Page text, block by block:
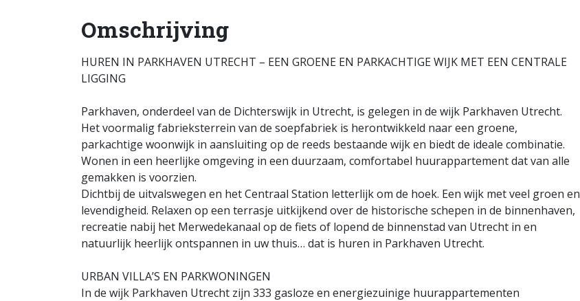
Omschrijving
HUREN IN PARKHAVEN UTRECHT – EEN GROENE EN PARKACHTIGE WIJK MET EEN CENTRALE
LIGGING
Parkhaven, onderdeel van de Dichterswijk in Utrecht, is gelegen in de wijk Parkhaven Utrecht.
Het voormalig fabrieksterrein van de soepfabriek is herontwikkeld naar een groene,
parkachtige woonwijk in aansluiting op de reeds bestaande wijk en biedt de ideale combinatie.
Wonen in een heerlijke omgeving in een duurzaam, comfortabel huurappartement dat van alle
gemakken is voorzien.
Dichtbij de uitvalswegen en het Centraal Station letterlijk om de hoek. Een wijk met veel groen en
levendigheid. Relaxen op een terrasje uitkijkend over de historische schepen in de binnenhaven,
recreatie nabij het Merwedekanaal op de fiets of lopend de binnenstad van Utrecht in en
natuurlijk heerlijk ontspannen in uw thuis… dat is huren in Parkhaven Utrecht.
URBAN VILLA’S EN PARKWONINGEN
In de wijk Parkhaven Utrecht zijn 333 gasloze en energiezuinige huurappartementen